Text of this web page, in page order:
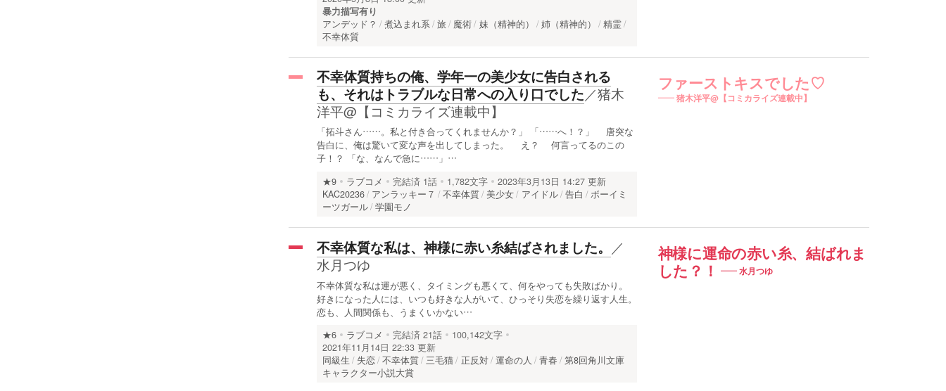
暴力描写有り
アンデッド？
煮込まれ系 旅 魔術 妹（精神的） 姉（精神的）
精霊
不幸体質
ファーストキスでした♡
猪木洋平@【コミカライズ連載中】
不幸体質持ちの俺、学年一の美少女に告白される
も、それはトラブルな日常への入り口でした／猪木
洋平@【コミカライズ連載中】
「拓斗さん……。私と付き合ってくれませんか？」 「……へ！？」 唐突な
告白に、俺は驚いて変な声を出してしまった。 え？ 何言ってるのこの
子！？ 「な、なんで急に……」…
★9 ラブコメ 完結済 1話 1,782文字
2023年3月13日 14:27 更新
KAC20236
アンラッキー７ 不幸体質 美少女 アイドル 告白
ボーイミ
ーツガール 学園モノ
神様に運命の赤い糸、結ばれま
した？！
水月つゆ
不幸体質な私は、神様に赤い糸結ばされました。 ／
水月つゆ
不幸体質な私は運が悪く、タイミングも悪くて、何をやっても失敗ばかり。
好きになった人には、いつも好きな人がいて、ひっそり失恋を繰り返す人生。
恋も、人間関係も、うまくいかない…
★6 ラブコメ 完結済 21話
100,142文字
2021年11月14日 22:33 更新
同級生
失恋 不幸体質 三毛猫 正反対 運命の人 青春
第8回角川文庫
キャラクター小説大賞